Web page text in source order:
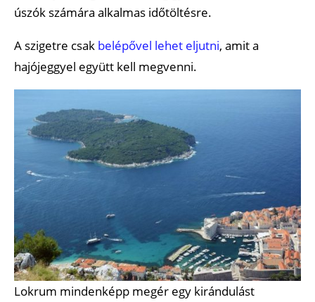
úszók számára alkalmas időtöltésre.
A szigetre csak belépővel lehet eljutni, amit a
hajójeggyel együtt kell megvenni.
Lokrum mindenképp megér egy kirándulást